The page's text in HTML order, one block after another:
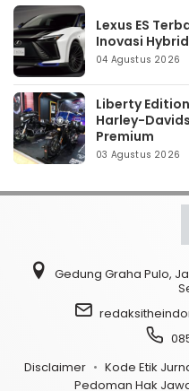
Lexus ES
Inovasi
04 Agustus 2026
Liberty
Harley-
Premium
03 Agustus 2026
Gedung Graha Pulo,
Disclaimer
Kode Etik
Pedoman Hak